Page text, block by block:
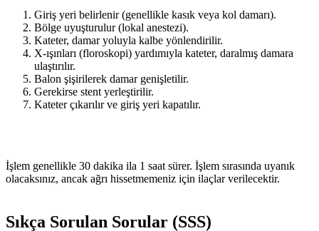
Giriş yeri belirlenir (genellikle kasık veya kol damarı).
Bölge uyuşturulur (lokal anestezi).
Kateter, damar yoluyla kalbe yönlendirilir.
X-ışınları (floroskopi) yardımıyla kateter, daralmış damara
ulaştırılır.
Balon şişirilerek damar genişletilir.
Gerekirse stent yerleştirilir.
Kateter çıkarılır ve giriş yeri kapatılır.
İşlem genellikle 30 dakika ila 1 saat sürer. İşlem sırasında uyanık
olacaksınız, ancak ağrı hissetmemeniz için ilaçlar verilecektir.
Sıkça Sorulan Sorular (SSS)